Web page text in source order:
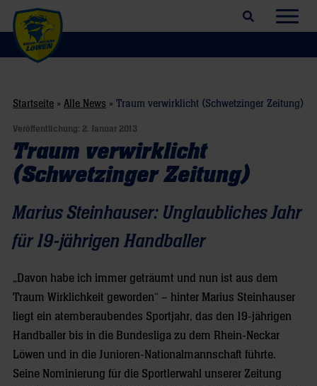
Suchfeld öffnen
Startseite » Alle News » Traum verwirklicht (Schwetzinger Zeitung)
Veröffentlichung: 2. Januar 2013
Traum verwirklicht
(Schwetzinger Zeitung)
Marius Steinhauser: Unglaubliches Jahr
für 19-jährigen Handballer
„Davon habe ich immer geträumt und nun ist aus dem
Traum Wirklichkeit geworden“ – hinter Marius Steinhauser
liegt ein atemberaubendes Sportjahr, das den 19-jährigen
Handballer bis in die Bundesliga zu dem Rhein-Neckar
Löwen und in die Junioren-Nationalmannschaft führte.
Seine Nominierung für die Sportlerwahl unserer Zeitung